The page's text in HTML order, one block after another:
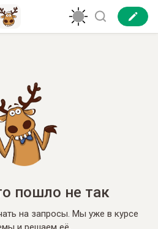
пошло не так
на запросы. Мы уже в курсе